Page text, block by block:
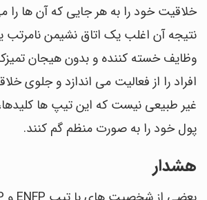
خلاقیت خود را به هر جایی که آن ها را
نتیجه آن اغلب یک اتاق نشیمن
وظایف خسته کننده و بدون هیجان
افراد را از فعالیت می اندازد و جلوی
غیر طبیعی نیست که این تیپ ها
پول خود را به صورت منظم گم کنند.
هشدار